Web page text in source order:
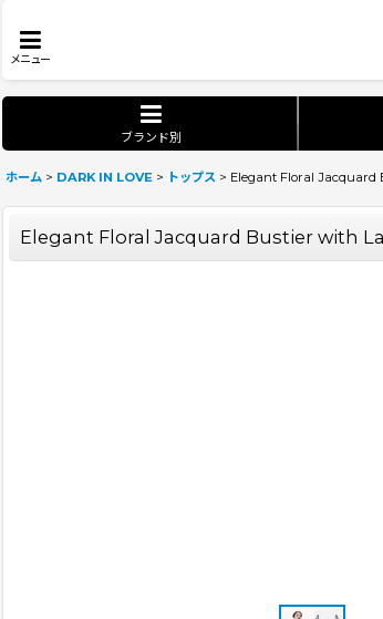
メニュー
ブランド別
ホーム > DARK IN LOVE > トップス > Elegant Floral Jacquard
Elegant Floral Jacquard Bustier with